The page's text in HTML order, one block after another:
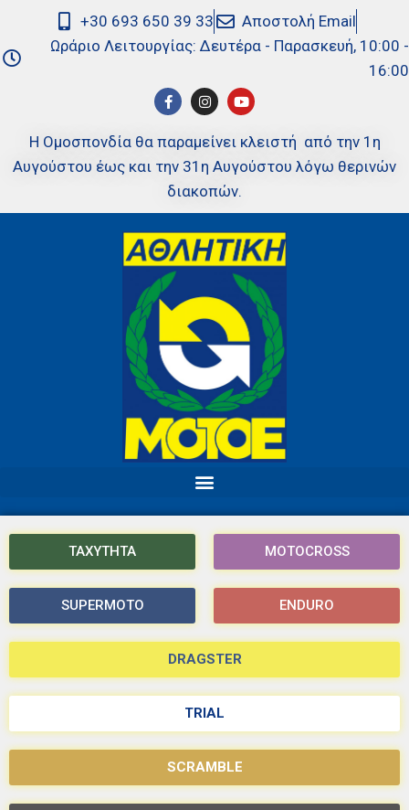
+30 693 650 39 33
Αποστολή Email
Ωράριο Λειτουργίας: Δευτέρα - Παρασκευή, 10:00 -
16:00
Η Ομοσπονδία θα παραμείνει κλειστή από την 1η
Αυγούστου έως και την 31η Αυγούστου λόγω θερινών
διακοπών.
ΤΑΧΥΤΗΤΑ MOTOCROSS
SUPERMOTO ENDURO
DRAGSTER
TRIAL
SCRAMBLE